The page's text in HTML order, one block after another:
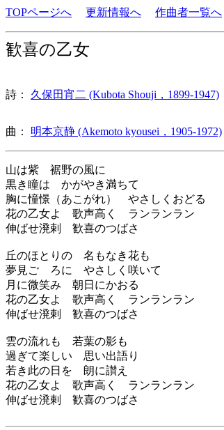
TOPページへ 更新情報へ 作曲者一覧へ
歓喜の乙女
詩： 久保田宵二 (Kubota Shouji，1899-1947)
曲： 明本京静 (Akemoto kyousei，1905-1972)
山は紫 裾野の風に
黒き瞳は かがやき満ちて
胸に憧憬（あこがれ） やさしくおどる
花の乙女よ 歌声高く ランランラン
伸ばせ溌剌 歓喜のつばさ
丘のほとりの 名もなき花も
夢見ごゝろに やさしく咲いて
月に微笑み 朝日にかおる
花の乙女よ 歌声高く ランランラン
伸ばせ溌剌 歓喜のつばさ
雲の流れも 若葉の影も
過ぎて楽しい 思い出語り
若き此の日を 朗に讃え
花の乙女よ 歌声高く ランランラン
伸ばせ溌剌 歓喜のつばさ